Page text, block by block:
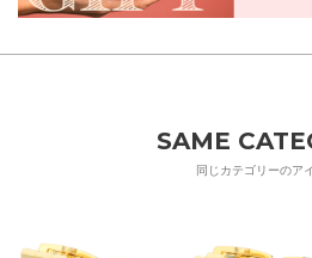
SAME
同じカテゴリーのア